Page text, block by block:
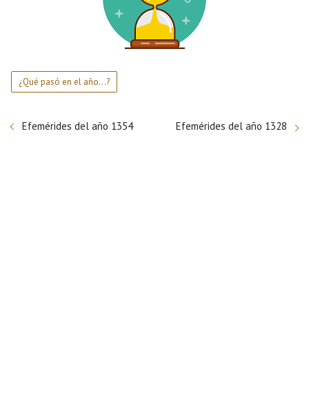
¿Qué pasó en el año...?
Efemérides del año 1354 Efemérides del año 1328